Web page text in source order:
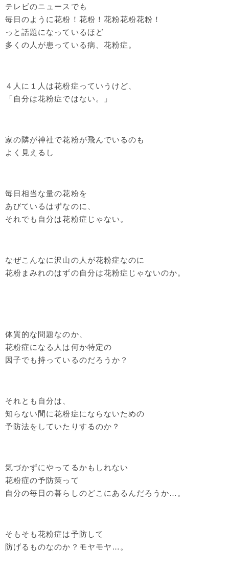
テレビのニュースでも
毎日のように花粉！花粉！花粉花粉花粉！
っと話題になっているほど
多くの人が患っている病、花粉症。
４人に１人は花粉症っていうけど、
「自分は花粉症ではない。」
家の隣が神社で花粉が飛んでいるのも
よく見えるし
毎日相当な量の花粉を
あびているはずなのに、
それでも自分は花粉症じゃない。
なぜこんなに沢山の人が花粉症なのに
花粉まみれのはずの自分は花粉症じゃないのか。
体質的な問題なのか、
花粉症になる人は何か特定の
因子でも持っているのだろうか？
それとも自分は、
知らない間に花粉症にならないための
予防法をしていたりするのか？
気づかずにやってるかもしれない
花粉症の予防策って
自分の毎日の暮らしのどこにあるんだろうか…。
そもそも花粉症は予防して
防げるものなのか？モヤモヤ…。